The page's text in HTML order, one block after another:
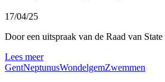
17/04/25
Door een uitspraak van de Raad van
Lees meer
GentNeptunusWondelgemZwemmen